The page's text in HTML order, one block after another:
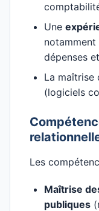
Une
dépenses
La maîtrise
(logiciels
Les
Maîtrise
publiques